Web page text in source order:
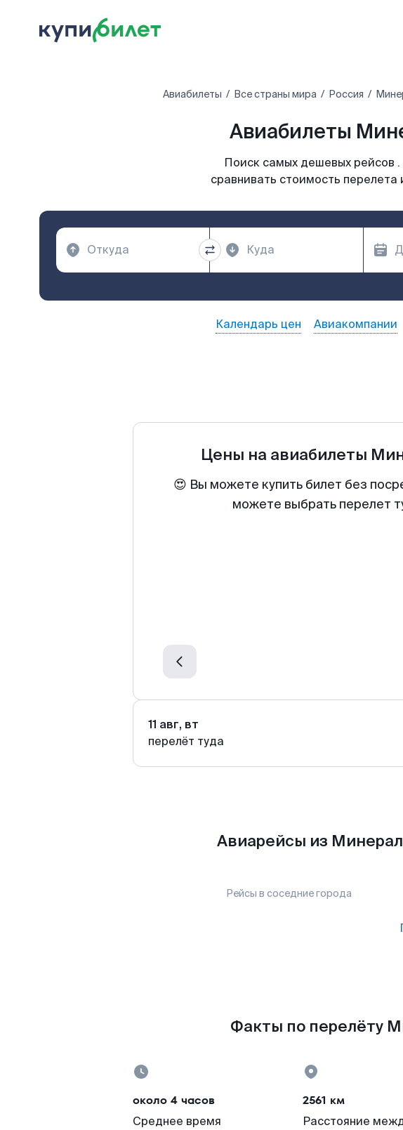
Авиабилеты Все страны мира Россия
Авиабилеты
Поиск самых дешевых рейсов
сравнивать стоимость
Календарь цен Авиакомпании
Цены на авиабилеты
😍 Вы можете купить билет без
можете выбрать перелет
11 авг, вт
перелёт туда
Авиарейсы из
Рейсы в соседние города
Факты по перелёту
около 4 часов
Среднее время
2561 км
Расстояние